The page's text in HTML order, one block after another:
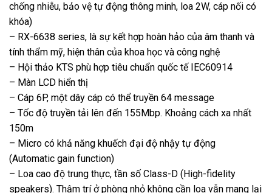
chống nhiễu, bảo vệ tự động thông minh, loa 2W, cáp nối có
khóa)
– RX-6638 series, là sự kết hợp hoàn hảo của âm thanh và
tính thẩm mỹ, hiện thân của khoa học và công nghệ
– Hội thảo KTS phù hợp tiêu chuẩn quốc tế IEC60914
– Màn LCD hiển thị
– Cáp 6P, một dây cáp có thể truyền 64 message
– Tốc độ truyền tải lên đến 155Mbp. Khoảng cách xa nhất
150m
– Micro có khả năng khuếch đại độ nhậy tự động
(Automatic gain function)
– Loa cao độ trung thực, tần số Class-D (High-fidelity
speakers). Thậm trí ở phòng nhỏ không cần loa vẫn mang lại